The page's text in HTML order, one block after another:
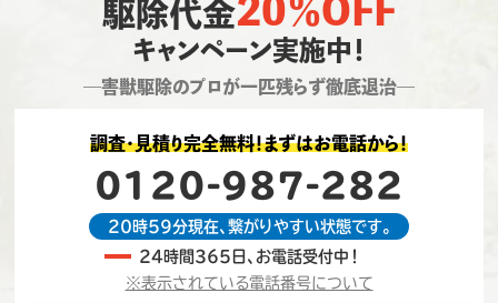
駆除代金20％OFF
キャンペーン実施中！
―害獣駆除のプロが一匹残らず徹底退治―
調査・見積り完全無料！まずはお電話から！
0120-987-282
20時59分現在、繋がりやすい状態です。
24時間365日、お電話受付中！
※表示されている電話番号について